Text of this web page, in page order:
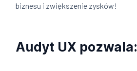
biznesu i zwiększenie zysków!
Audyt UX pozwala: